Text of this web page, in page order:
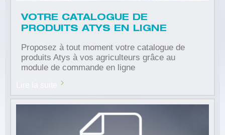
VOTRE CATALOGUE DE
PRODUITS ATYS EN LIGNE
Proposez à tout moment votre catalogue de
produits Atys à vos agriculteurs grâce au
module de commande en ligne